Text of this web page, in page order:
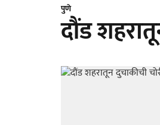
पुणे
दौंड